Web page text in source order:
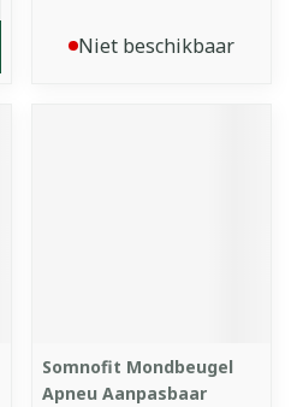
Niet beschikbaar
Somnofit Mondbeugel
Apneu Aanpasbaar